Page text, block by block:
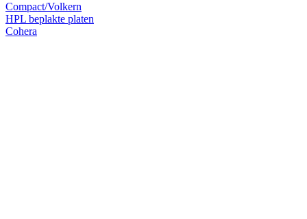
Compact/Volkern
HPL beplakte platen
Cohera